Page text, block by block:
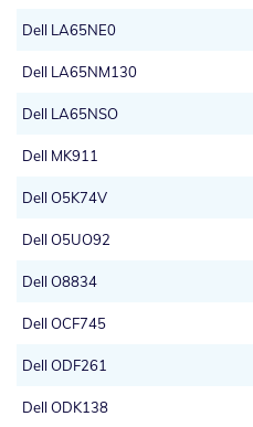
Dell LA65NE0
Dell LA65NM130
Dell LA65NSO
Dell MK911
Dell O5K74V
Dell O5UO92
Dell O8834
Dell OCF745
Dell ODF261
Dell ODK138